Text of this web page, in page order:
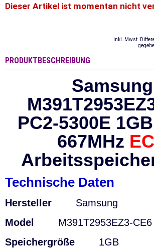
Dieser Artikel ist momentan nicht
inkl. Mwst.
PRODUKTBESCHREIBUNG
Samsung
PC2-5300E
667MHz
Technische Daten
Hersteller
Samsung
Model
M391T2953EZ3-CE6
Speichergröße 1GB